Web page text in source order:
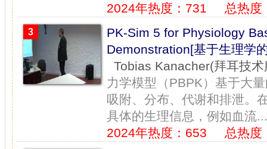
2024年热度：731
总热度
3
PK-Sim 5 for Physiology
Demonstration[基于生理学
Tobias Kanacher(拜耳技
力学模型（PBPK）基于大
吸附、分布、代谢和排泄。
具体的生理信息，例如血流...
2024年热度：653
总热度